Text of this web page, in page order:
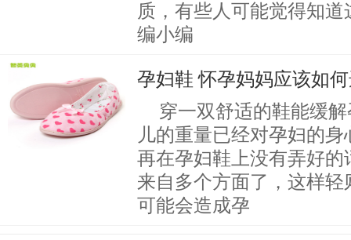
质，有些人可能觉得知
编小编
孕妇鞋 怀孕妈妈应该如
穿一双舒适的鞋能缓
儿的重量已经对孕妇的
再在孕妇鞋上没有弄好
来自多个方面了，这样
可能会造成孕